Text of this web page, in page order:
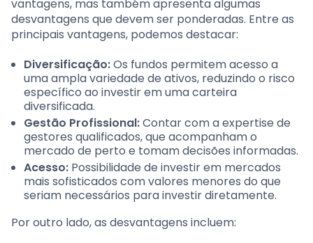
vantagens, mas também apresenta algumas
desvantagens que devem ser ponderadas. Entre as
principais vantagens, podemos destacar:
Diversificação:Os fundos permitem acesso a
uma ampla variedade de ativos, reduzindo o risco
específico ao investir em uma carteira
diversificada.
Gestão Profissional:Contar com a expertise de
gestores qualificados, que acompanham o
mercado de perto e tomam decisões informadas.
Acesso: Possibilidade de investir em mercados
mais sofisticados com valores menores do que
seriam necessários para investir diretamente.
Por outro lado, as desvantagens incluem: